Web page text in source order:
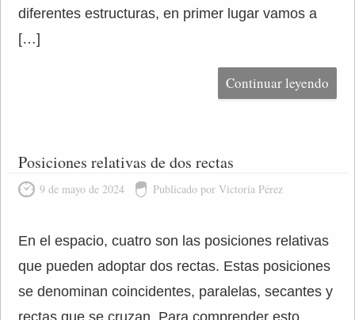
diferentes estructuras, en primer lugar vamos a
[…]
Continuar leyendo
Posiciones relativas de dos rectas
9 de mayo de 2024 Publicado por Victoria Pérez
En el espacio, cuatro son las posiciones relativas
que pueden adoptar dos rectas. Estas posiciones
se denominan coincidentes, paralelas, secantes y
rectas que se cruzan. Para comprender esto